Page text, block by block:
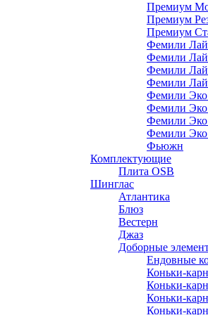
Премиум
Премиум
Премиум
Фемили
Фемили
Фемили
Фемили
Фемили
Фемили Эко
Фемили
Фемили Эко
Фьюжн
Комплектующие
Плита OSB
Шинглас
Атлантика
Блюз
Вестерн
Джаз
Доборные
Ендовные
Коньки-
Коньки-
Коньки-
Коньки-